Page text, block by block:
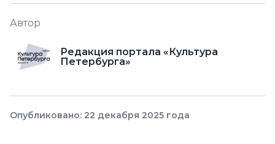
Автор
Редакция портала «Культура
Петербурга»
Опубликовано: 22 декабря 2025 года